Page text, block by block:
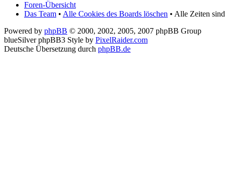
Foren-Übersicht
Das Team • Alle Cookies des Boards löschen • Alle Zeiten
Powered by phpBB © 2000, 2002, 2005, 2007 phpBB Group
blueSilver phpBB3 Style by PixelRaider.com
Deutsche Übersetzung durch phpBB.de